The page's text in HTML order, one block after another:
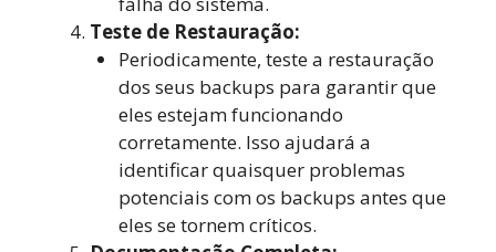
Teste de Restauração:
Periodicamente, teste a restauração
dos seus backups para garantir que
eles estejam funcionando
corretamente. Isso ajudará a
identificar quaisquer problemas
potenciais com os backups antes que
eles se tornem críticos.